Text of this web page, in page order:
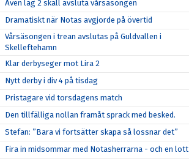
Även lag 2 skall avsluta vårsäsongen
Dramatiskt när Notas avgjorde på övertid
Vårsäsongen i trean avslutas på Guldvallen i
Skelleftehamn
Klar derbyseger mot Lira 2
Nytt derby i div 4 på tisdag
Pristagare vid torsdagens match
Den tillfälliga nollan framåt sprack med besked.
Stefan: ”Bara vi fortsätter skapa så lossnar det”
Fira in midsommar med Notasherrarna - och en lott